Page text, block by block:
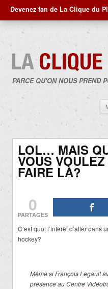
Devenez fan de La Clique du
PARCE QU'ON NOUS PREND
LOL… MAIS
VOUS
FAIRE LÀ?
0
PARTAGES
C’est quoi l’intérêt d’aller dans
hockey?
Même si François Legault
présence au Centre